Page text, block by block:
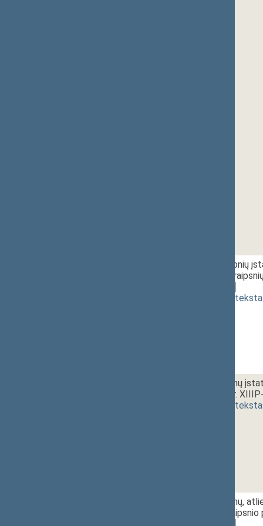
Socialinių įmonių
19, 20, 22
dokumento
Viešųjų pirkimų
projektas (Nr.
dokumento
Viešųjų pirkimų,
1491 18